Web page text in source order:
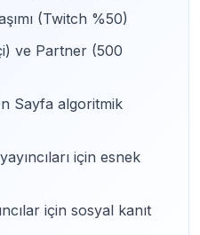
(Twitch %50)
ve Partner (500
Sayfa algoritmik
için esnek
için sosyal kanıt